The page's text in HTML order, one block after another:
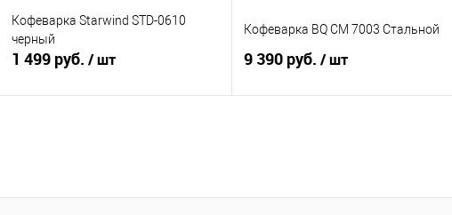
Кофеварка Starwind STD-0610
черный
1 499 руб. / шт
В избранное
В наличии
Кофеварка BQ CM 7003 Стальной
9 390 руб. / шт
В избранное
В наличии